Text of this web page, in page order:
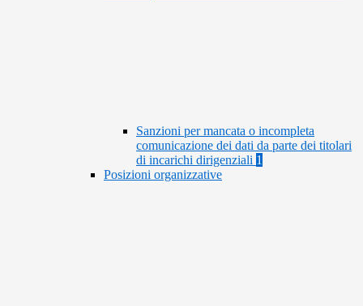
Sanzioni per mancata o incompleta
comunicazione dei dati da parte dei titolari
di incarichi dirigenziali 1
Posizioni organizzative